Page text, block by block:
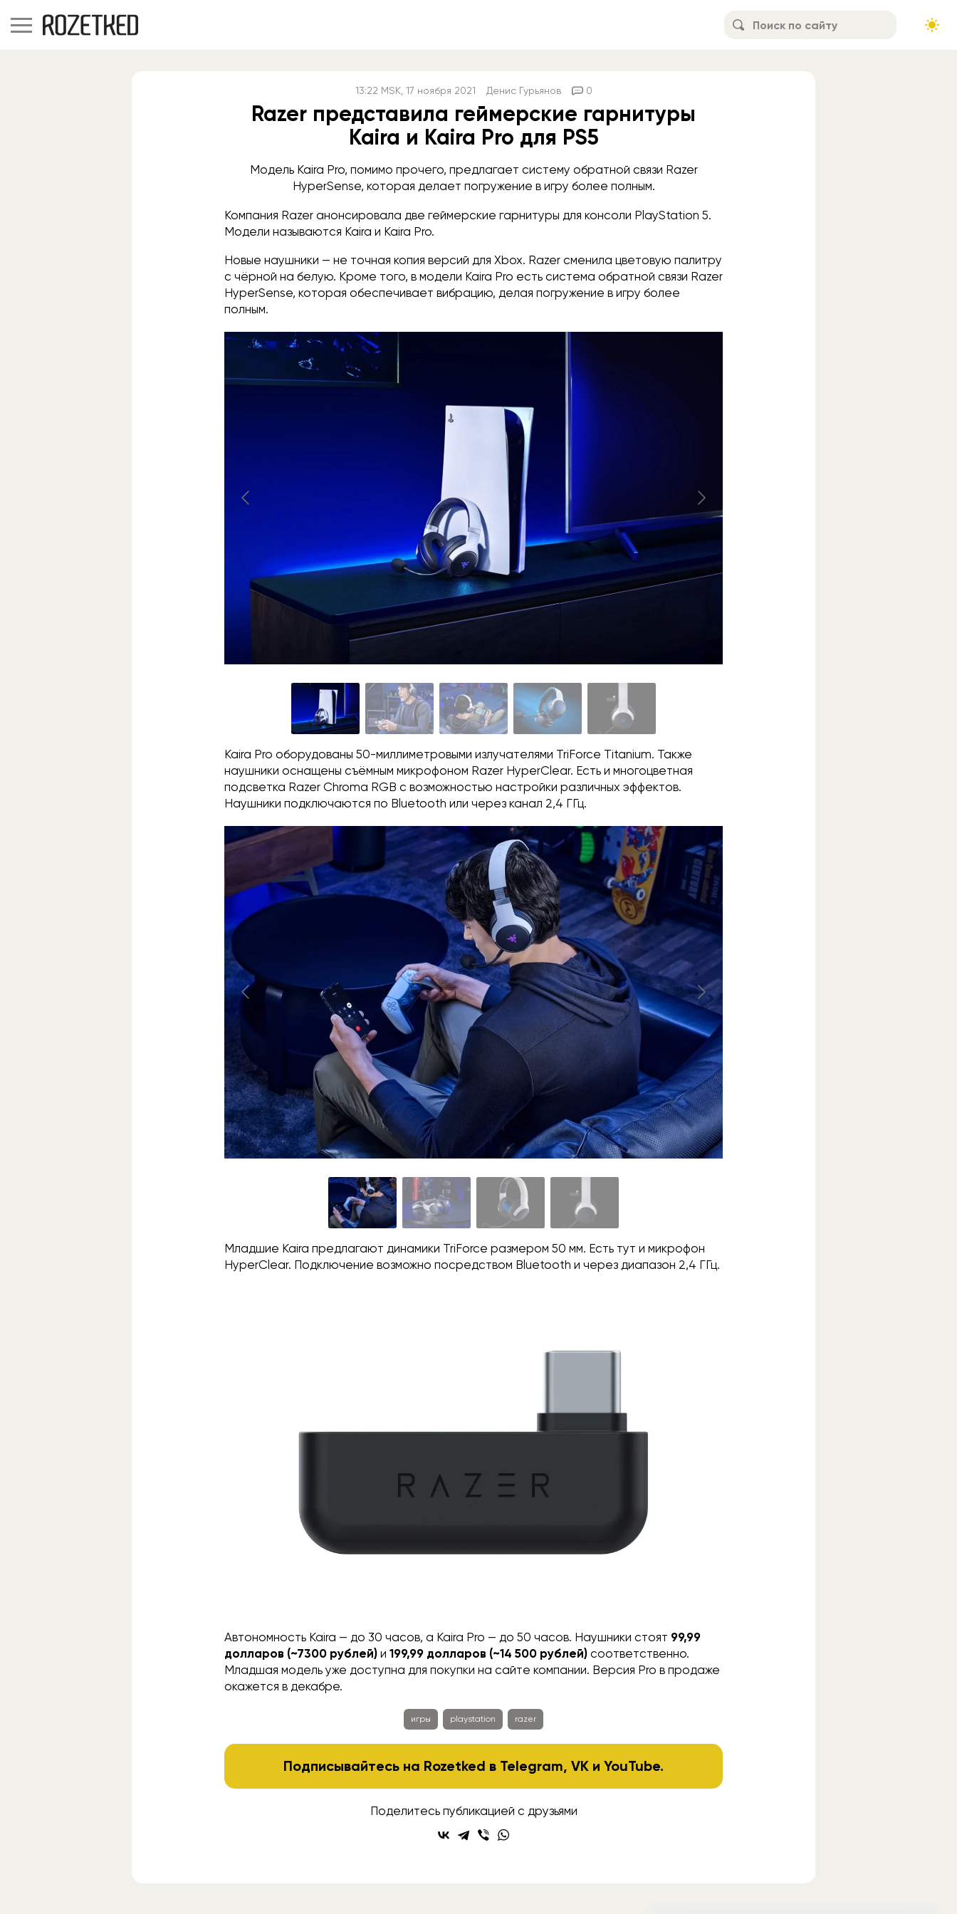
13:22 MSK, 17 ноября 2021 Денис Гурьянов 0
Razer представила геймерские гарнитуры
Kaira и Kaira Pro для PS5
Модель Kaira Pro, помимо прочего, предлагает систему обратной связи Razer
HyperSense, которая делает погружение в игру более полным.
Компания Razer анонсировала две геймерские гарнитуры для консоли PlayStation 5.
Модели называются Kaira и Kaira Pro.
Новые наушники — не точная копия версий для Xbox. Razer сменила цветовую палитру
с чёрной на белую. Кроме того, в модели Kaira Pro есть система обратной связи Razer
HyperSense, которая обеспечивает вибрацию, делая погружение в игру более
полным.
Kaira Pro оборудованы 50-миллиметровыми излучателями TriForce Titanium. Также
наушники оснащены съёмным микрофоном Razer HyperClear. Есть и многоцветная
подсветка Razer Chroma RGB с возможностью настройки различных эффектов.
Наушники подключаются по Bluetooth или через канал 2,4 ГГц.
Младшие Kaira предлагают динамики TriForce размером 50 мм. Есть тут и микрофон
HyperClear. Подключение возможно посредством Bluetooth и через диапазон 2,4 ГГц.
Автономность Kaira — до 30 часов, а Kaira Pro — до 50 часов. Наушники стоят 99,99
долларов (~7300 рублей)и199,99 долларов (~14 500 рублей) соответственно.
Младшая модель уже доступна для покупки на сайте компании. Версия Pro в продаже
окажется в декабре.
игры playstation razer
Подписывайтесь на Rozetked в Telegram,VK иYouTube.
Поделитесь публикацией с друзьями